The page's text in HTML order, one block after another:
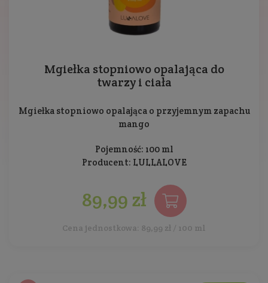
Mgiełka stopniowo opalająca do
twarzy i ciała
Mgiełka stopniowo opalająca o przyjemnym zapachu
mango
Pojemność: 100 ml
Producent: LULLALOVE
89,99 zł
Cena jednostkowa: 89,99 zł / 100 ml